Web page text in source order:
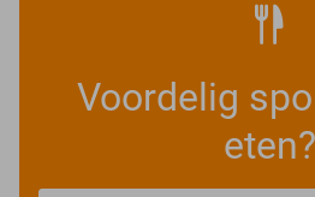
Voordelig
eten?